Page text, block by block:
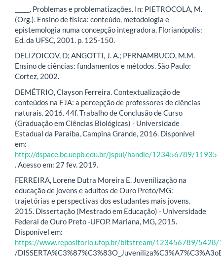
_____. Problemas e problematizações. In: PIETROCOLA, M.
(Org.). Ensino de física: conteúdo, metodologia e
epistemologia numa concepção integradora. Florianópolis:
Ed. da UFSC, 2001. p. 125-150.
DELIZOICOV, D; ANGOTTI, J. A.; PERNAMBUCO, M.M.
Ensino de ciências: fundamentos e métodos. São Paulo:
Cortez, 2002.
DEMÉTRIO, Clayson Ferreira. Contextualização de
conteúdos na EJA: a percepção de professores de ciências
naturais. 2016. 44f. Trabalho de Conclusão de Curso
(Graduação em Ciências Biológicas) - Universidade
Estadual da Paraíba, Campina Grande, 2016. Disponível
em:
http://dspace.bc.uepb.edu.br/jspui/handle/123456789/11935
. Acesso em: 27 fev. 2019.
FERREIRA, Lorene Dutra Moreira E. Juvenilização na
educação de jovens e adultos de Ouro Preto/MG:
trajetórias e perspectivas dos estudantes mais jovens.
2015. Dissertação (Mestrado em Educação) - Universidade
Federal de Ouro Preto -UFOP. Mariana, MG, 2015.
Disponível em:
https://www.repositorio.ufop.br/bitstream/123456789/5428/
/